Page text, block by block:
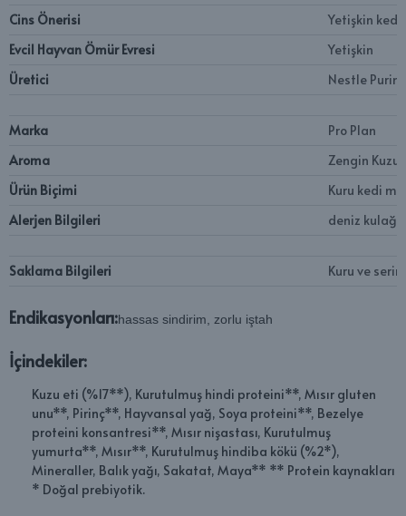
Cins Önerisi
‎Yetişkin
Evcil Hayvan Ömür Evresi
‎Yetişkin
Üretici
‎Nestle
Marka
‎Pro Plan
Aroma
‎Zengin Kuzu
Ürün Biçimi
‎Kuru kedi
Alerjen Bilgileri
‎deniz kulağı
Saklama Bilgileri ‎Kuru ve
Endikasyonları:hassas sindirim, zorlu iştah
İçindekiler:
Kuzu eti (%17**), Kurutulmuş hindi proteini**, Mısır gluten
unu**, Pirinç**, Hayvansal yağ, Soya proteini**, Bezelye
proteini konsantresi**, Mısır nişastası, Kurutulmuş
yumurta**, Mısır**, Kurutulmuş hindiba kökü (%2*),
Mineraller, Balık yağı, Sakatat, Maya** ** Protein kaynakları
* Doğal prebiyotik.